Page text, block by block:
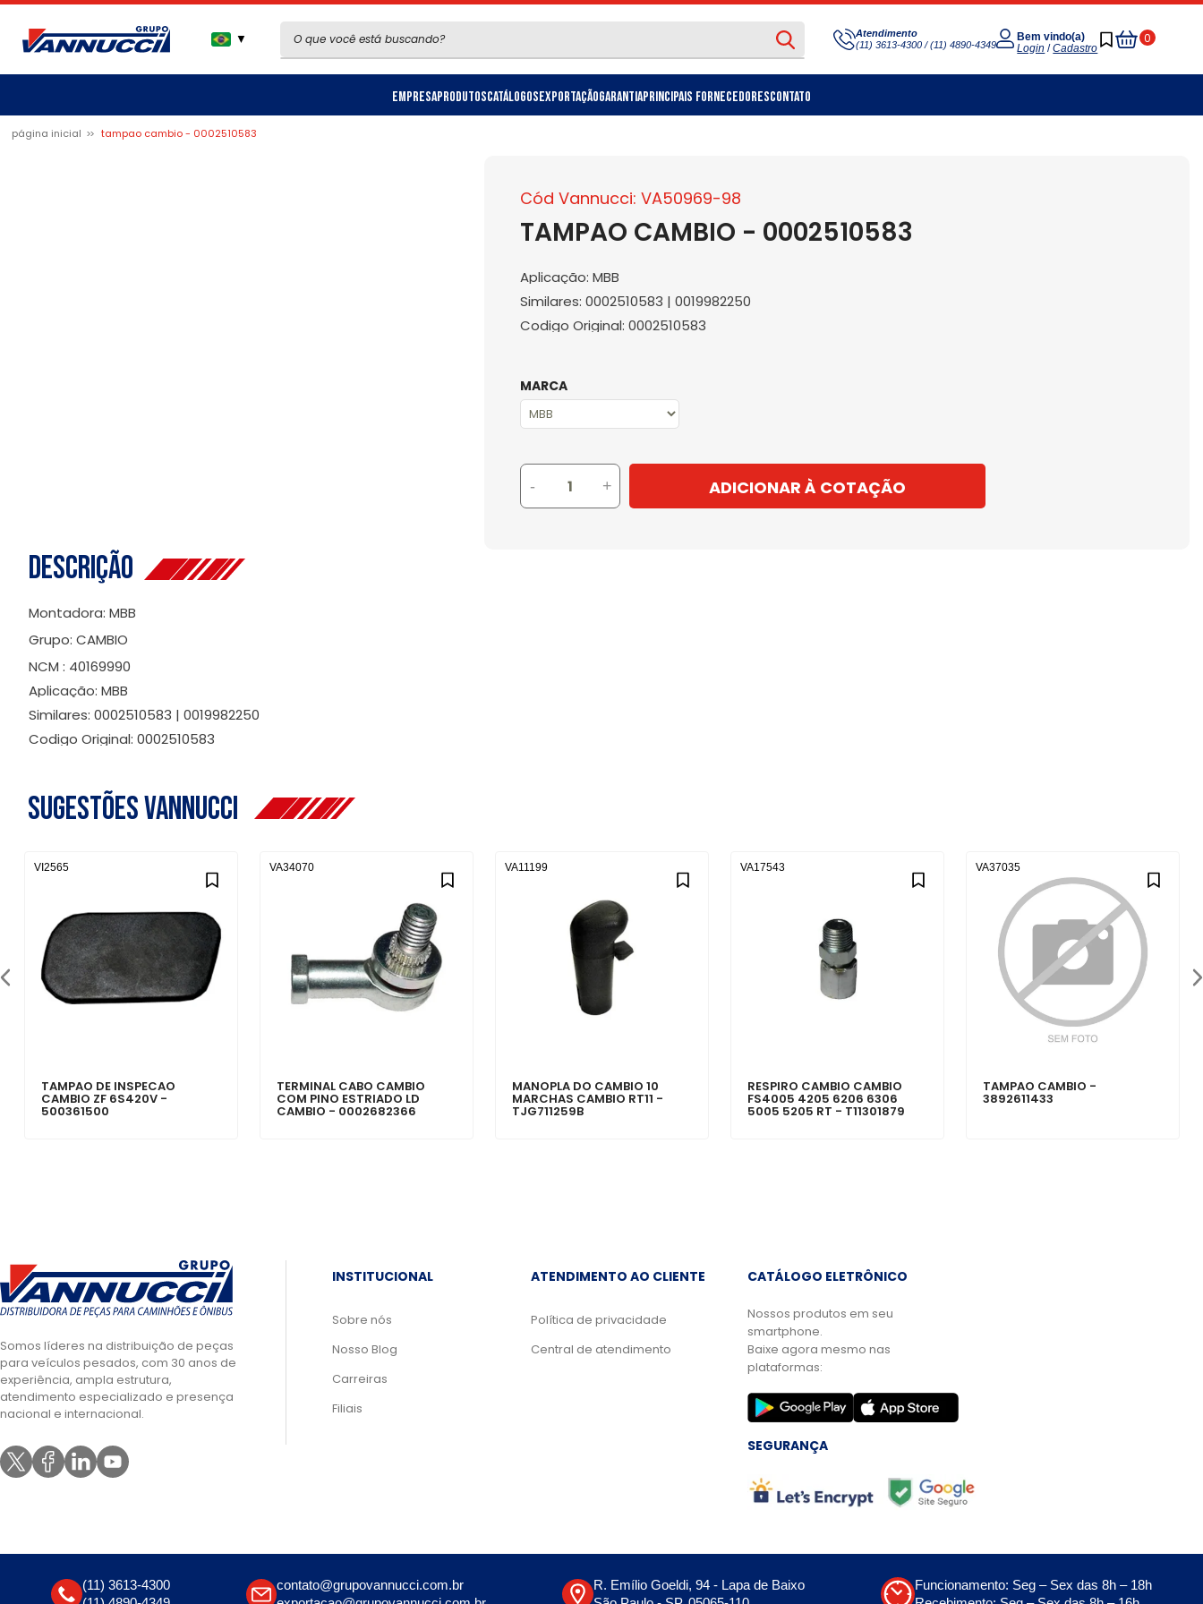
▼
Atendimento
(11) 3613-4300 / (11) 4890-4349
Bem vindo(a)
Login /Cadastro
0
Meu
Carrinho
EmpresaProdutosCatálogosExportaçãoGarantiaPrincipais FornecedoresContato
página inicial tampao cambio - 0002510583
Cód Vannucci: VA50969-98
TAMPAO CAMBIO - 0002510583
Aplicação: MBB
Similares: 0002510583 | 0019982250
Codigo Original: 0002510583
MARCA
- + ADICIONAR À COTAÇÃO
Descrição
Montadora: MBB
Grupo: CAMBIO
NCM : 40169990
Aplicação: MBB
Similares: 0002510583 | 0019982250
Codigo Original: 0002510583
Sugestões Vannucci
TAMPAO DE INSPECAO
CAMBIO ZF 6S420V -
500361500
VI2565
TERMINAL CABO CAMBIO
COM PINO ESTRIADO LD
CAMBIO - 0002682366
VA34070
MANOPLA DO CAMBIO 10
MARCHAS CAMBIO RT11 -
TJG711259B
VA11199
RESPIRO CAMBIO CAMBIO
FS4005 4205 6206 6306
5005 5205 RT - T11301879
VA17543
TAMPAO CAMBIO -
3892611433
VA37035
Somos líderes na distribuição de peças
para veículos pesados, com 30 anos de
experiência, ampla estrutura,
atendimento especializado e presença
nacional e internacional.
INSTITUCIONAL
Sobre nós
Nosso Blog
Carreiras
Filiais
ATENDIMENTO AO CLIENTE
Política de privacidade
Central de atendimento
CATÁLOGO ELETRÔNICO
Nossos produtos em seu
smartphone.
Baixe agora mesmo nas
plataformas:
SEGURANÇA
(11) 3613-4300
contato@grupovannucci.com.br
R. Emílio Goeldi, 94 - Lapa de Baixo
Funcionamento: Seg – Sex das 8h – 18h